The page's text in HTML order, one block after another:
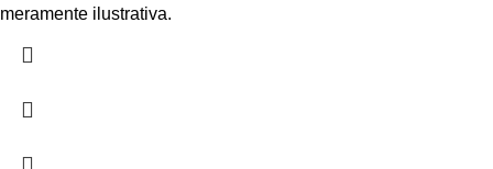
meramente ilustrativa.